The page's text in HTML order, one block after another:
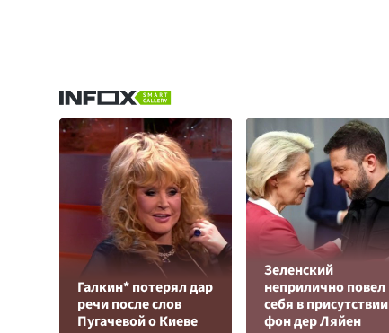
Галкин* потерял дар
речи после слов
Пугачевой о Киеве
Зеленский
неприлично повел
cебя в присутствии
фон дер Ляйен